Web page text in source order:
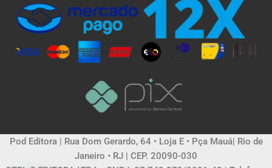
Pod Editora | Rua Dom Gerardo, 64 • Loja E • Pça Mauá| Rio de
Janeiro • RJ | CEP. 20090-030